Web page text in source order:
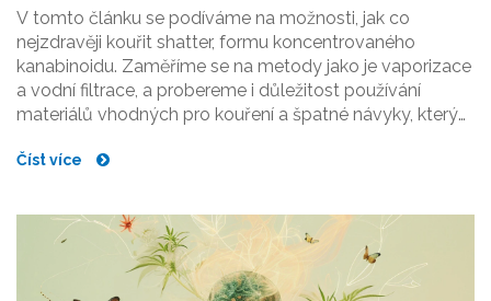
V tomto článku se podíváme na možnosti, jak co
nejzdravěji kouřit shatter, formu koncentrovaného
kanabinoidu. Zaměříme se na metody jako je vaporizace
a vodní filtrace, a probereme i důležitost používání
materiálů vhodných pro kouření a špatné návyky, kterým
praktických tipů a triků, jak si tento zážitek užít bez
Číst více